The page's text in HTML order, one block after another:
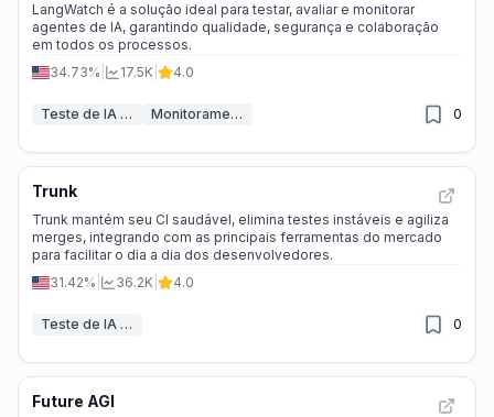
LangWatch é a solução ideal para testar, avaliar e monitorar
agentes de IA, garantindo qualidade, segurança e colaboração
em todos os processos.
34.73%
17.5K 4.0
Teste de IA & QA Monitoramento de modelo IA 0
Trunk
Trunk mantém seu CI saudável, elimina testes instáveis e agiliza
merges, integrando com as principais ferramentas do mercado
para facilitar o dia a dia dos desenvolvedores.
31.42%
36.2K 4.0
Teste de IA & QA 0
Future AGI